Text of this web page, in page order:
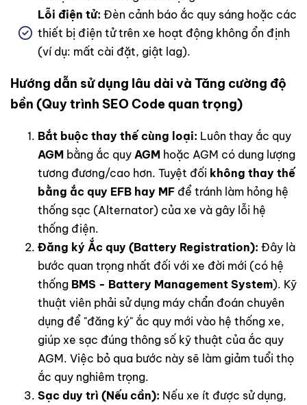
Lỗi điện tử: Đèn cảnh báo ắc quy sáng hoặc các
thiết bị điện tử trên xe hoạt động không ổn định
(ví dụ: mất cài đặt, giật lag).
Hướng dẫn sử dụng lâu dài và Tăng cường độ
bền (Quy trình SEO Code quan trọng)
Bắt buộc thay thế cùng loại: Luôn thay ắc quy
AGM bằng ắc quy AGM hoặc AGM có dung lượng
tương đương/cao hơn. Tuyệt đối không thay thế
bằng ắc quy EFB hay MF để tránh làm hỏng hệ
thống sạc (Alternator) của xe và gây lỗi hệ
thống điện.
Đăng ký Ắc quy (Battery Registration): Đây là
bước quan trọng nhất đối với xe đời mới (có hệ
thống BMS - Battery Management System). Kỹ
thuật viên phải sử dụng máy chẩn đoán chuyên
dụng để "đăng ký" ắc quy mới vào hệ thống xe,
giúp xe sạc đúng thông số kỹ thuật của ắc quy
AGM. Việc bỏ qua bước này sẽ làm giảm tuổi thọ
ắc quy nghiêm trọng.
Sạc duy trì (Nếu cần): Nếu xe ít được sử dụng,